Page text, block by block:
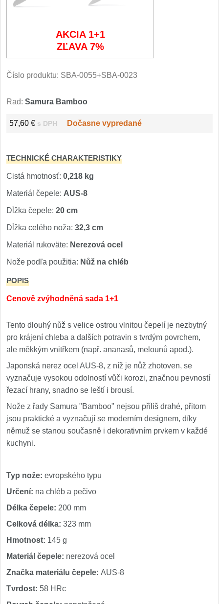
Vykosťovací nože
Steakové nože 2
Plátkovací nože 27
Porcovací nože
Sekáčky a speciální nože
Príslušenstvo 2
Vreckové 6
Turistické 7
Speciální
Taktické
Outdoorové
Špeciálne nože
Vrhacie 12
Záchranárske 4
Ostřiče nožů 8
Doplňky a díly 4
Nože SEBURO
Nože Seburo SARADA 93
AKCIA 1+1
ZĽAVA 7%
Číslo produktu: SBA-0055+SBA-0023
Rad: Samura Bamboo
57,60 € s DPH Dočasne vypredané
TECHNICKÉ CHARAKTERISTIKY
Cistá hmotnosť: 0,218 kg
Materiál čepele: AUS-8
Dĺžka čepele: 20 cm
Dĺžka celého noža: 32,3 cm
Materiál rukoväte: Nerezová ocel
Nože podľa použitia: Nůž na chléb
POPIS
Cenově zvýhodněná sada 1+1
Tento dlouhý nůž s velice ostrou vlnitou čepelí je nezbytný
pro krájení chleba a dalších potravin s tvrdým povrchem,
ale měkkým vnitřkem (např. ananasů, melounů apod.).
Japonská nerez ocel AUS-8, z níž je nůž zhotoven, se
vyznačuje vysokou odolností vůči korozi, značnou pevností
řezací hrany, snadno se leští i brousí.
Nože z řady Samura "Bamboo" nejsou příliš drahé, přitom
jsou praktické a vyznačují se moderním designem, díky
němuž se stanou současně i dekorativním prvkem v každé
kuchyni.
Typ nože: evropského typu
Určení: na chléb a pečivo
Délka čepele: 200 mm
Celková délka: 323 mm
Hmotnost: 145 g
Materiál čepele: nerezová ocel
Značka materiálu čepele: AUS-8
Tvrdost: 58 HRc